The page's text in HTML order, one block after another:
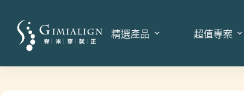
精選產品 超值專案